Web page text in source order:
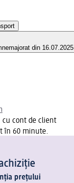
nemajorat din 16.07.2025
cu cont de client
în 60 minute.
prețului